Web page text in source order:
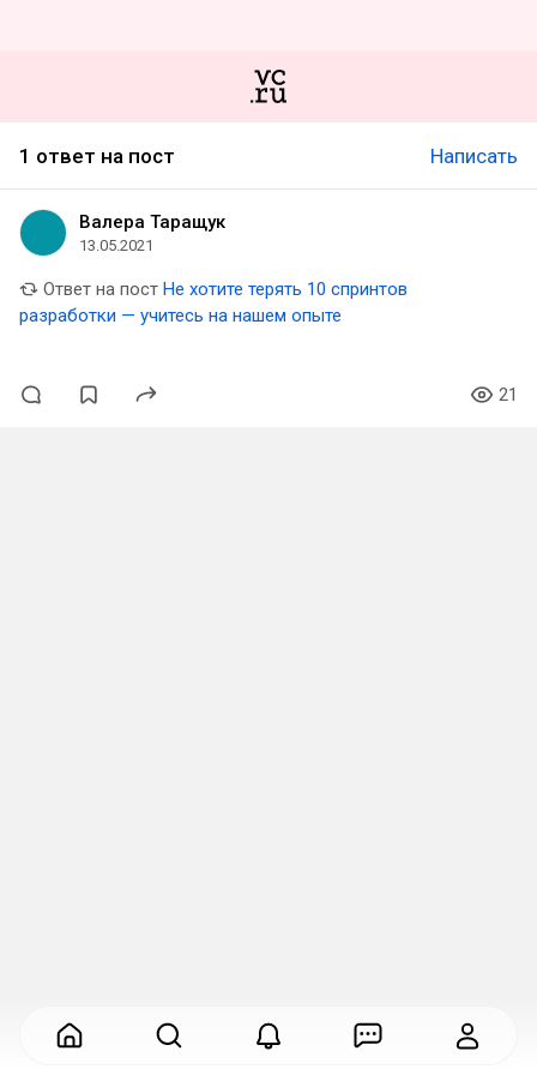
1 ответ на пост Написать
Валера Таращук
13.05.2021
Ответ на пост Не хотите терять 10 спринтов
разработки — учитесь на нашем опыте
21